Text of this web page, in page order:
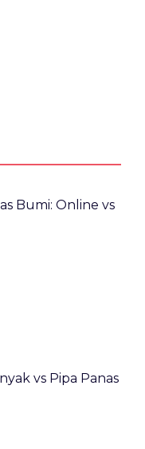
Bumi: Online vs
vs Pipa Panas